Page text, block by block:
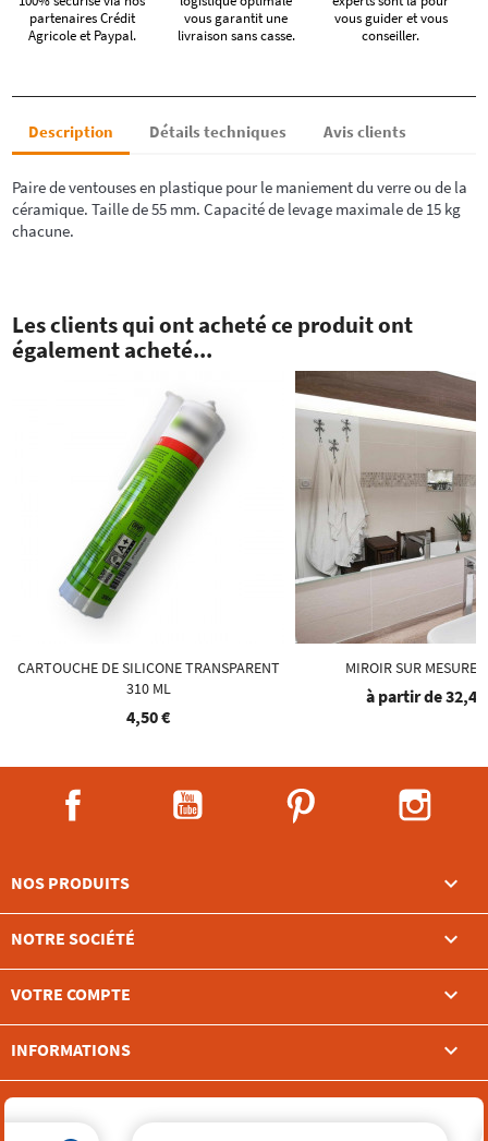
partenaires Crédit
Agricole et Paypal.
vous garantit une
livraison sans casse.
vous guider et vous
conseiller.
Description Détails techniques Avis clients
Paire de ventouses en plastique pour le maniement du verre ou de la
céramique. Taille de 55 mm. Capacité de levage maximale de 15 kg
chacune.
Les clients qui ont acheté ce produit ont
également acheté...
CARTOUCHE DE SILICONE TRANSPARENT
310 ML
4,50 €
MIROIR SUR MESURE
à partir de
NOS PRODUITS 
NOTRE SOCIÉTÉ 
VOTRE COMPTE 
INFORMATIONS keyboard_arrow_down